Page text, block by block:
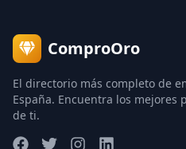
ComproOro
El directorio más completo de
España. Encuentra los mejores
de ti.